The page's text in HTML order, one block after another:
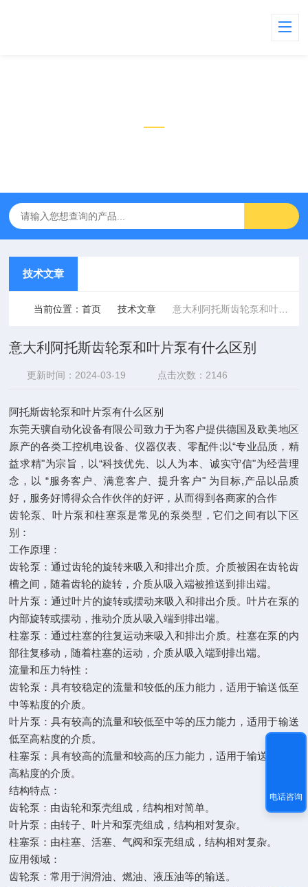
技术文章
当前位置：首页 技术文章 意大利阿托斯齿轮泵和叶片泵有什么区别
意大利阿托斯齿轮泵和叶片泵有什么区别
更新时间：2024-03-19 点击次数：2146
阿托斯齿轮泵和叶片泵有什么区别
东莞天骥自动化设备有限公司致力于为客户提供德国及欧美地区
原产的各类工控机电设备、仪器仪表、零配件;以“专业品质，精
益求精"为宗旨，以“科技优先、以人为本、诚实守信"为经营理
念，以 “服务客户、满意客户、提升客户" 为目标,产品以品质
好，服务好博得众合作伙伴的好评，从而得到各商家的合作
齿轮泵、叶片泵和柱塞泵是常见的泵类型，它们之间有以下区
别：
工作原理：
齿轮泵：通过齿轮的旋转来吸入和排出介质。介质被困在齿轮齿
槽之间，随着齿轮的旋转，介质从吸入端被推送到排出端。
叶片泵：通过叶片的旋转或摆动来吸入和排出介质。叶片在泵的
内部旋转或摆动，推动介质从吸入端到排出端。
柱塞泵：通过柱塞的往复运动来吸入和排出介质。柱塞在泵的内
部往复移动，随着柱塞的运动，介质从吸入端到排出端。
流量和压力特性：
齿轮泵：具有较稳定的流量和较低的压力能力，适用于输送低至
中等粘度的介质。
叶片泵：具有较高的流量和较低至中等的压力能力，适用于输送
低至高粘度的介质。
柱塞泵：具有较高的流量和较高的压力能力，适用于输送高压、
高粘度的介质。
结构特点：
齿轮泵：由齿轮和泵壳组成，结构相对简单。
叶片泵：由转子、叶片和泵壳组成，结构相对复杂。
柱塞泵：由柱塞、活塞、气阀和泵壳组成，结构相对复杂。
应用领域：
齿轮泵：常用于润滑油、燃油、液压油等的输送。
电话咨询